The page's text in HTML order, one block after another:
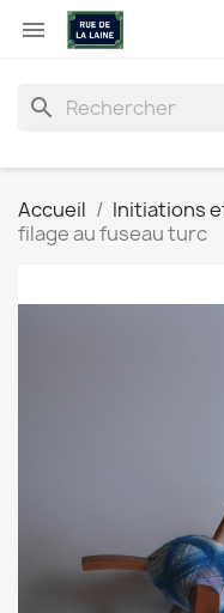

search
Accueil Initiations
filage au fuseau turc